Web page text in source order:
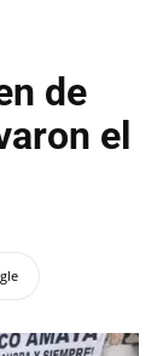
de
el